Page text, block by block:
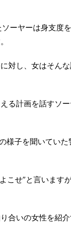
ーヤーは身支度
対し、女はそん
る計画を話すソ
様子を聞いてい
こせ”と言います
合いの女性を紹